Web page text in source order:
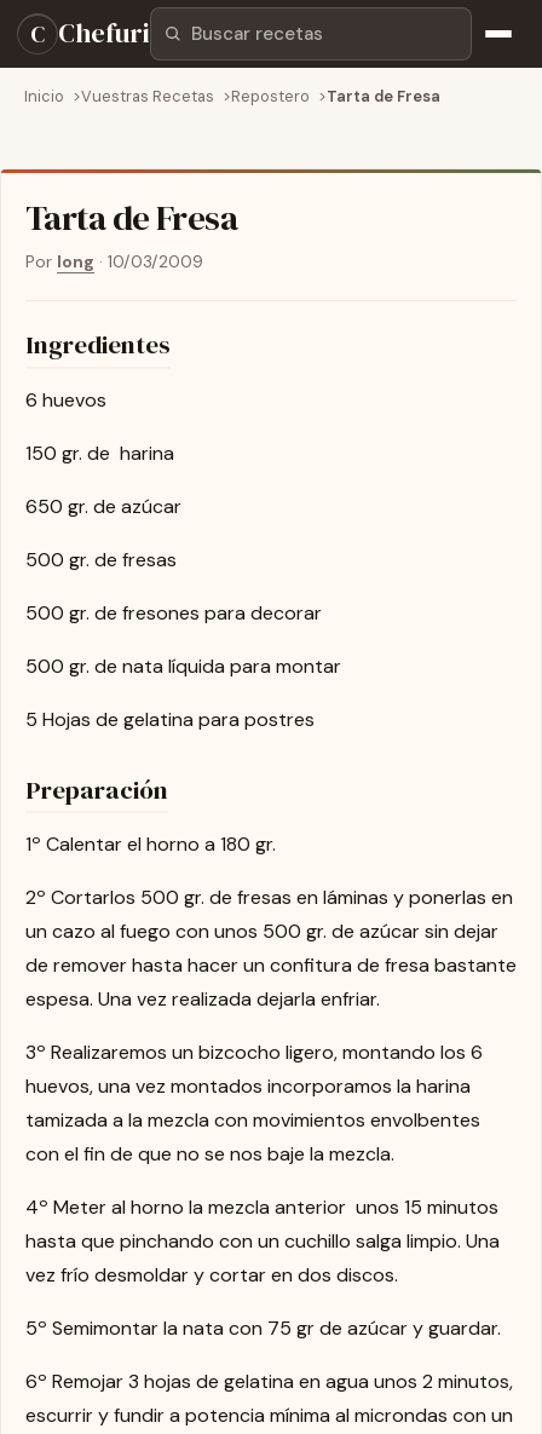
C ChefuriBuscar recetas
Inicio Vuestras Recetas Repostero Tarta de Fresa
Tarta de Fresa
Por long · 10/03/2009
Ingredientes
6 huevos
150 gr. de harina
650 gr. de azúcar
500 gr. de fresas
500 gr. de fresones para decorar
500 gr. de nata líquida para montar
5 Hojas de gelatina para postres
Preparación
1º Calentar el horno a 180 gr.
2º Cortarlos 500 gr. de fresas en láminas y ponerlas en
un cazo al fuego con unos 500 gr. de azúcar sin dejar
de remover hasta hacer un confitura de fresa bastante
espesa. Una vez realizada dejarla enfriar.
3º Realizaremos un bizcocho ligero, montando los 6
huevos, una vez montados incorporamos la harina
tamizada a la mezcla con movimientos envolbentes
con el fin de que no se nos baje la mezcla.
4º Meter al horno la mezcla anterior unos 15 minutos
hasta que pinchando con un cuchillo salga limpio. Una
vez frío desmoldar y cortar en dos discos.
5º Semimontar la nata con 75 gr de azúcar y guardar.
6º Remojar 3 hojas de gelatina en agua unos 2 minutos,
escurrir y fundir a potencia mínima al microndas con un